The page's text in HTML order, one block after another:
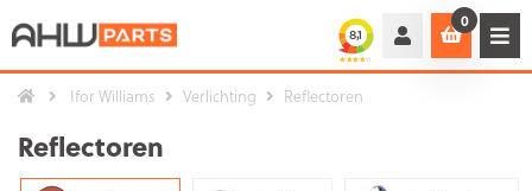
0
Ifor Williams Verlichting Reflectoren
Reflectoren